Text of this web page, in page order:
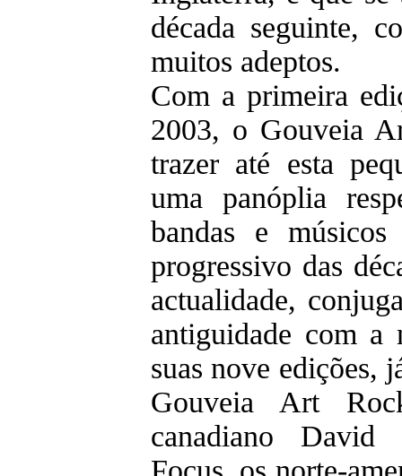
década seguinte,
muitos adeptos.
Com a primeira
2003, o Gouveia
trazer até esta
uma panóplia
bandas e
progressivo das
actualidade,
antiguidade com a
suas nove edições,
Gouveia Art
canadiano David